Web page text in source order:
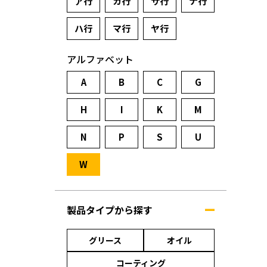
ハ行 マ行 ヤ行
アルファベット
A B C G
H I K M
N P S U
W
製品タイプから探す
グリース
オイル
コーティング